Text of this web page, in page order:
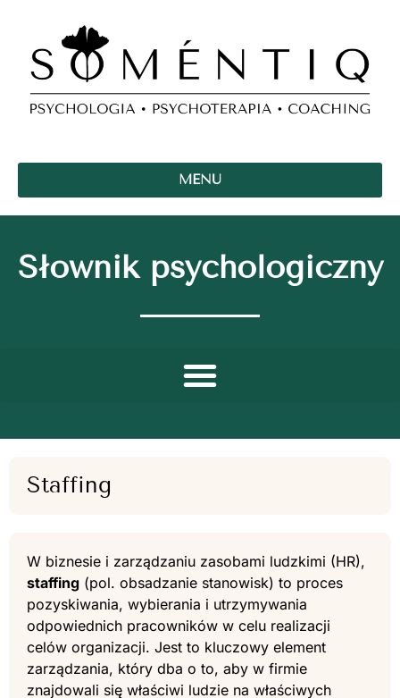
MENU
Słownik psychologiczny
Staffing
W biznesie i zarządzaniu zasobami ludzkimi (HR),
staffing (pol. obsadzanie stanowisk) to proces
pozyskiwania, wybierania i utrzymywania
odpowiednich pracowników w celu realizacji
celów organizacji. Jest to kluczowy element
zarządzania, który dba o to, aby w firmie
znajdowali się właściwi ludzie na właściwych